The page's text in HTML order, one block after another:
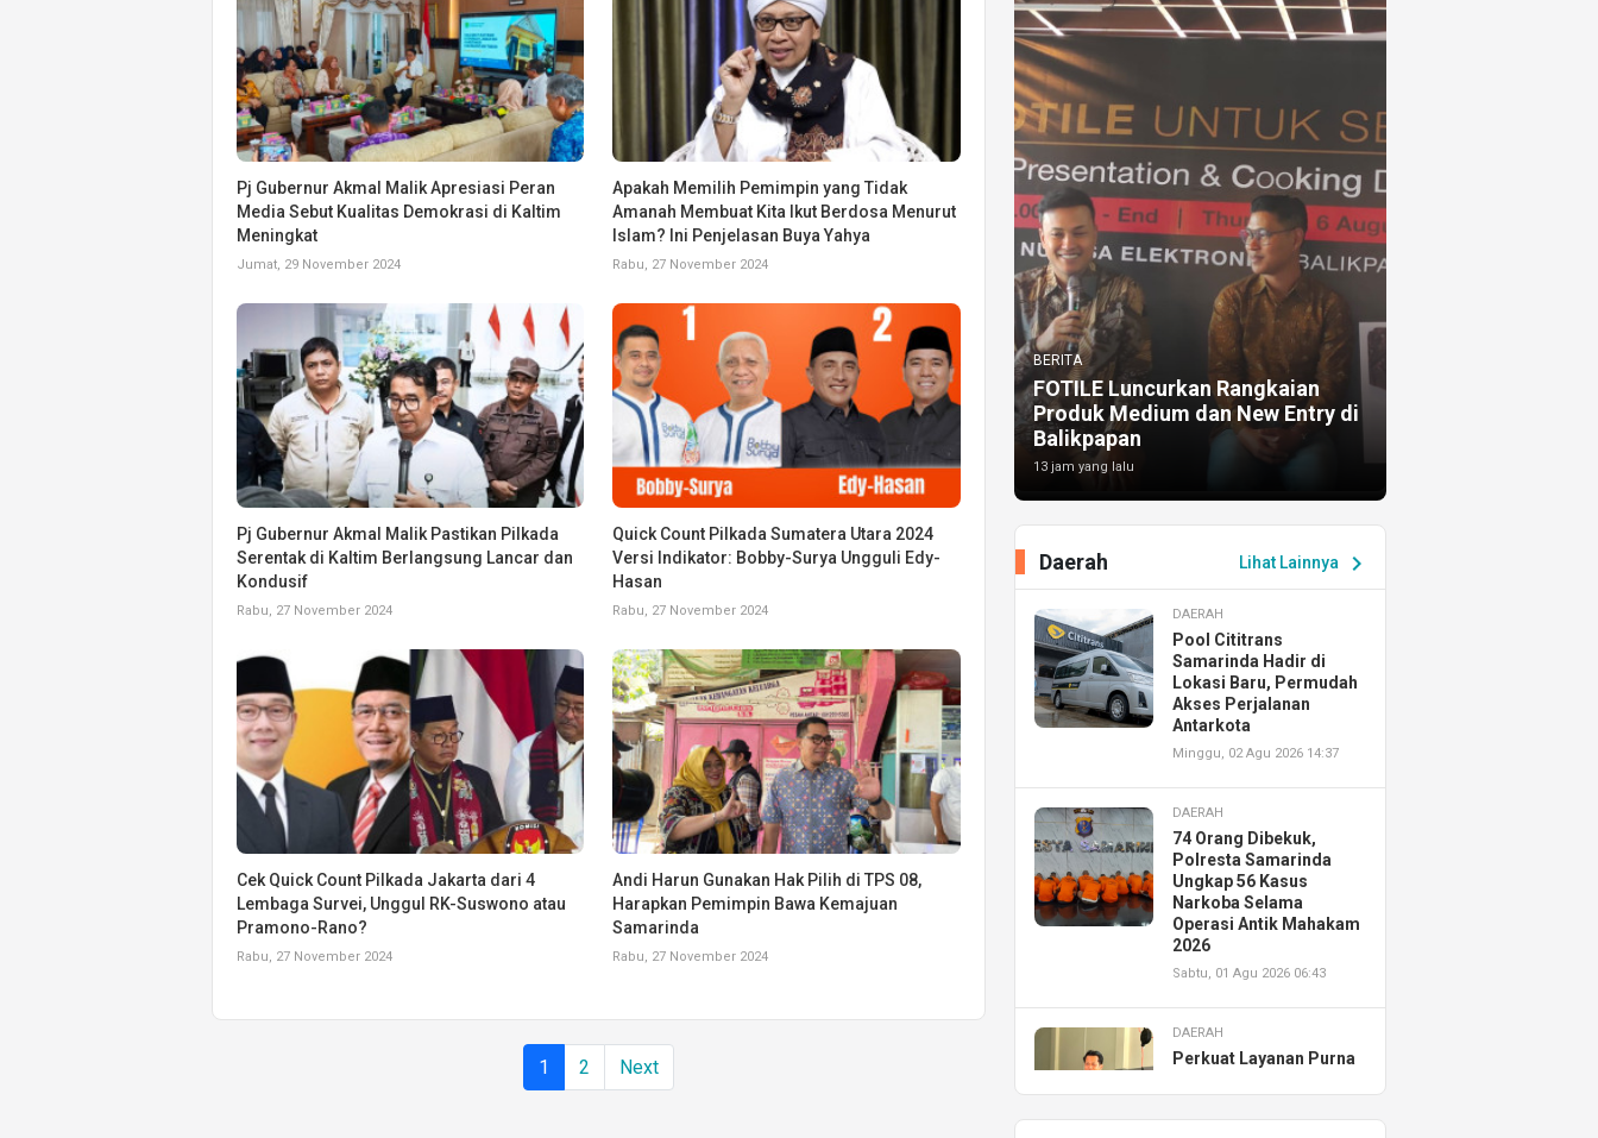
Pj Gubernur Akmal Malik Apresiasi Peran
Media Sebut Kualitas Demokrasi di Kaltim
Meningkat
Jumat, 29 November 2024
Apakah Memilih Pemimpin yang Tidak
Amanah Membuat Kita Ikut Berdosa Menurut
Islam? Ini Penjelasan Buya Yahya
Rabu, 27 November 2024
Pj Gubernur Akmal Malik Pastikan Pilkada
Serentak di Kaltim Berlangsung Lancar dan
Kondusif
Rabu, 27 November 2024
Quick Count Pilkada Sumatera Utara 2024
Versi Indikator: Bobby-Surya Ungguli Edy-
Hasan
Rabu, 27 November 2024
Cek Quick Count Pilkada Jakarta dari 4
Lembaga Survei, Unggul RK-Suswono atau
Pramono-Rano?
Rabu, 27 November 2024
Andi Harun Gunakan Hak Pilih di TPS 08,
Harapkan Pemimpin Bawa Kemajuan
Samarinda
Rabu, 27 November 2024
1 2 Next
BERITA
FOTILE Luncurkan Rangkaian
Produk Medium dan New Entry di
Balikpapan
13 jam yang lalu
Lihat Lainnya chevron_right
Daerah
DAERAH
Pool Cititrans
Samarinda Hadir di
Lokasi Baru, Permudah
Akses Perjalanan
Antarkota
Minggu, 02 Agu 2026 14:37
DAERAH
74 Orang Dibekuk,
Polresta Samarinda
Ungkap 56 Kasus
Narkoba Selama
Operasi Antik Mahakam
2026
Sabtu, 01 Agu 2026 06:43
DAERAH
Perkuat Layanan Purna
Resmikan AHASS